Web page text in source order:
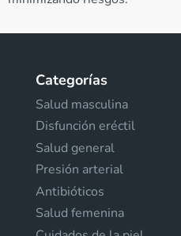
Categorías
Salud masculina
Disfunción eréctil
Salud general
Presión arterial
Antibióticos
Salud femenina